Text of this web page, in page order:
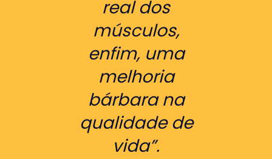
real dos
músculos,
enfim, uma
melhoria
bárbara na
qualidade de
vida”.